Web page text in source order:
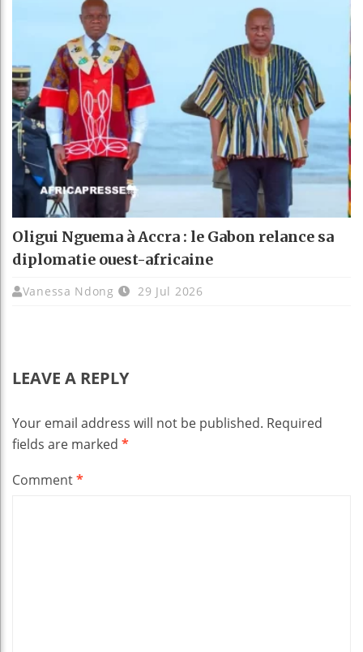
Oligui Nguema à Accra : le Gabon relance sa
diplomatie ouest-africaine
Vanessa Ndong 29 Jul 2026
LEAVE A REPLY
Your email address will not be published. Required
fields are marked *
Comment*